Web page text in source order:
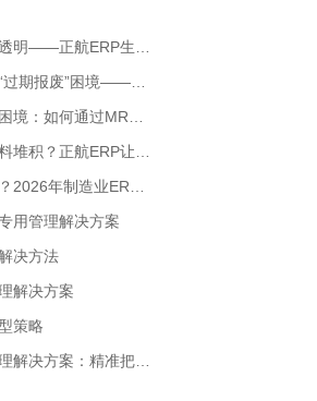
用管理解决方案
决方法
解决方案
策略